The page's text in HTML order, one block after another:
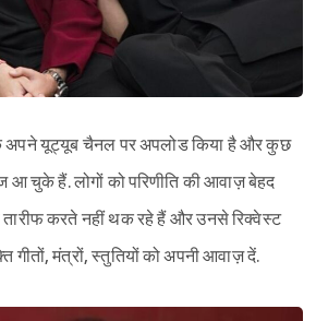
अपने यूट्यूब चैनल पर अपलोड किया है और कुछ
आ चुके हैं. लोगों को परिणीति की आवाज़ बेहद
करते नहीं थक रहे हैं और उनसे रिक्वेस्ट
गीतों, मंत्रों, स्तुतियों को अपनी आवाज़ दें.